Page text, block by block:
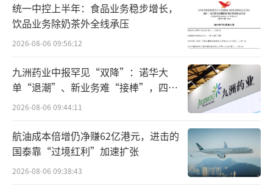
港元/股的价格先旧后新配售3322万股股份，募
资16.41亿港元。不过，截至2024年末，这笔资
金仍有12.96亿港元未使用。加上此次融资，巨
子生物两次配售累计募资将近40亿港元，是其I
PO时5.49亿港元募资额的7倍之多。
巨子生物此次融资，或许少不了严建亚的
运作。
统一中控上半年：食品业务稳步增长，
饮品业务除奶茶外全线承压
2026-08-06 09:56:12
九洲药业中报罕见“双降”：诺华大
单“退潮”、新业务难“接棒”，四大
难关待闯
2026-08-06 09:44:11
航油成本倍增仍净赚62亿港元，进击的
国泰靠“过境红利”加速扩张
2026-08-06 09:38:43